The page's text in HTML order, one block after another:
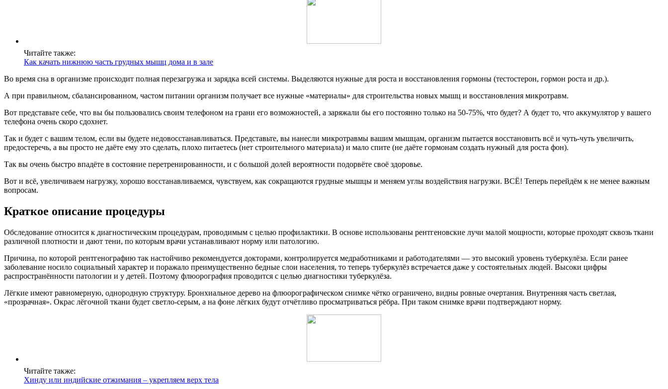
Читайте также:
Как качать нижнюю часть грудных мышц дома и в зале
Во время сна в организме происходит полная перезагрузка и зарядка всей системы. Выделяются нужные для роста и восстановления гормоны (тестостерон, гормон роста и др.).
А при правильном, сбалансированном, частом питании организм получает все нужные «материалы» для строительства новых мышц и восстановления микротравм.
Вот представьте себе, что вы бы пользовались своим телефоном на грани его возможностей, а заряжали бы его постоянно только на 50-75%, что будет? А будет то, что аккумулятор у вашего
телефона очень скоро сдохнет.
Так и будет с вашим телом, если вы будете недовосстанавливаться. Представьте, вы нанесли микротравмы вашим мышцам, организм пытается восстановить всё и чуть-чуть увеличить,
предостеречь, а вы просто не даёте ему это сделать, плохо питаетесь (нет строительного материала) и мало спите (не даёте гормонам создать нужный для роста фон).
Так вы очень быстро впадёте в состояние перетренированности, и с большой долей вероятности подорвёте своё здоровье.
Вот и всё, увеличиваем нагрузку, хорошо восстанавливаемся, чувствуем, как сокращаются грудные мышцы и меняем углы воздействия нагрузки. ВСЁ! Теперь перейдём к не менее важным
вопросам.
Краткое описание процедуры
Обследование относится к диагностическим процедурам, проводимым с целью профилактики. В основе использованы рентгеновские лучи малой мощности, которые проходят сквозь ткани
различной плотности и дают тени, по которым врачи устанавливают норму или патологию.
Причина, по которой рентгенографию так настойчиво рекомендуется докторами, контролируется медработниками и работодателями — это высокий уровень туберкулёза. Если ранее
заболевание носило социальный характер и поражало преимущественно бедные слои населения, то теперь туберкулёз встречается даже у состоятельных людей. Высоки цифры
распространённости патологии и у детей. Поэтому флюорография проводится с целью диагностики туберкулёза.
Лёгкие имеют равномерную, однородную структуру. Бронхиальное дерево на флюорографическом снимке чётко ограничено, видны ровные очертания. Внутренняя часть светлая,
«прозрачная». Окрас лёгочной ткани будет светло-серым, а на фоне лёгких будут отчётливо просматриваться рёбра. При таком снимке врачи подтверждают норму.
Читайте также:
Хинду или индийские отжимания – укрепляем верх тела